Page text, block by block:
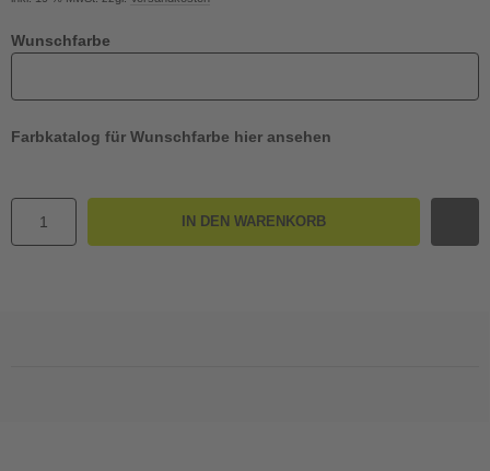
Wunschfarbe
Farbkatalog für Wunschfarbe hier ansehen
IN DEN WARENKORB